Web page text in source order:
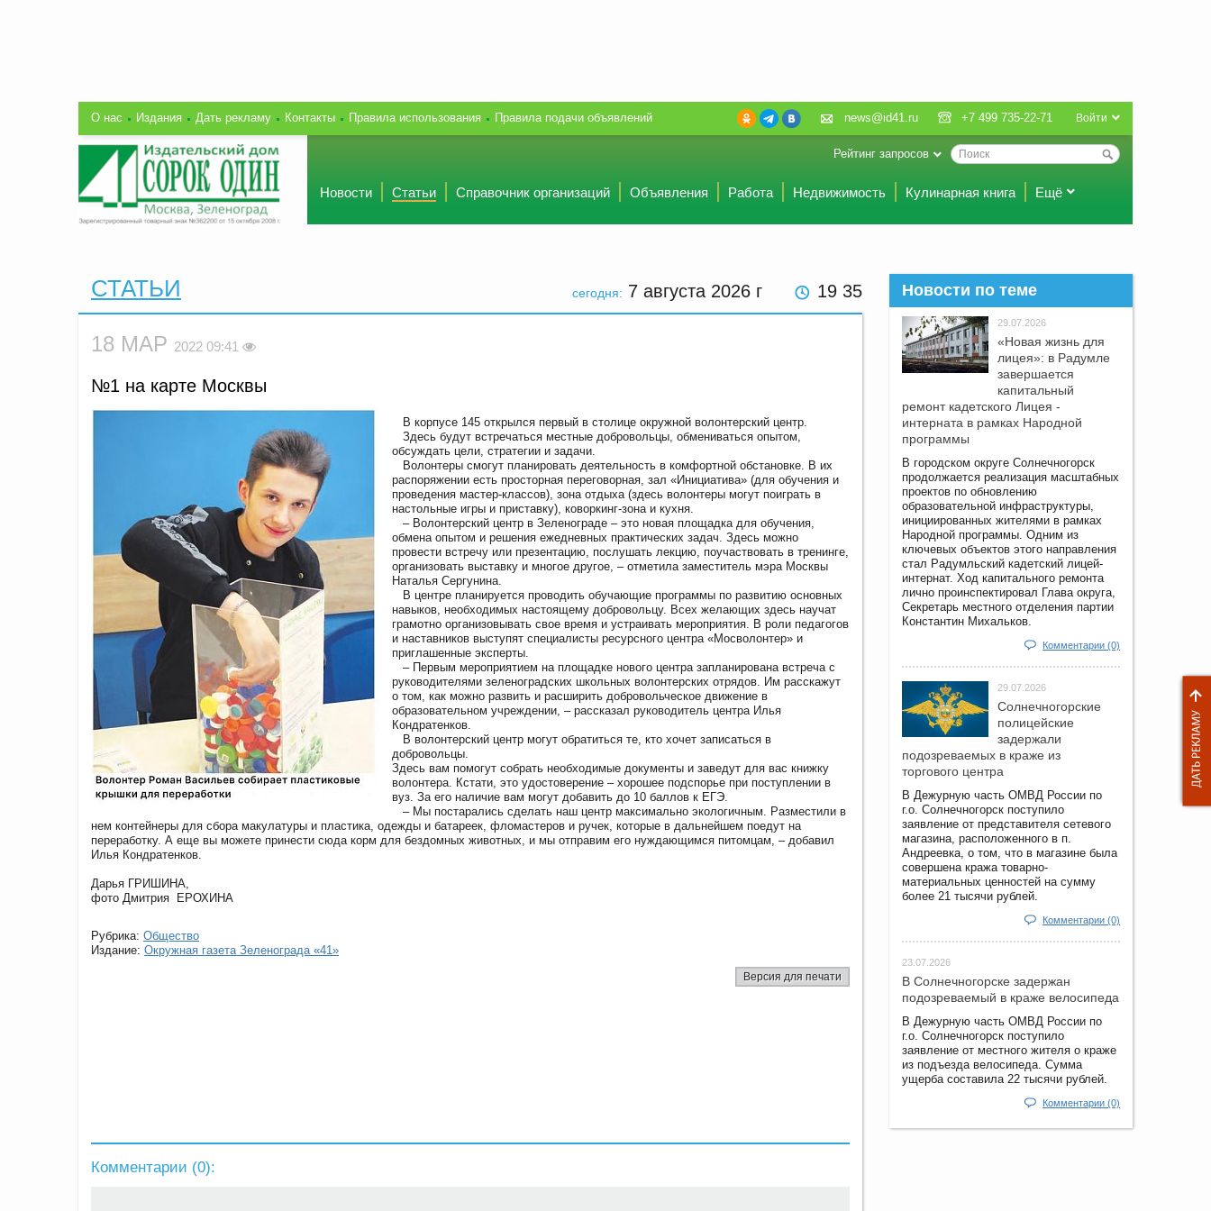
О нас Издания Дать рекламу Контакты Правила использования Правила подачи объявлений Войти
news@id41.ru +7 499 735-22-71
Рейтинг запросов
Новости Статьи Справочник организаций Объявления Работа Недвижимость Кулинарная книга Ещё
сегодня: 7 августа 2026 г 19 35
СТАТЬИ
18 МАР 2022 09:41
№1 на карте Москвы
В корпусе 145 открылся первый в столице окружной волонтерский центр.
Здесь будут встречаться местные добровольцы, обмениваться опытом,
обсуждать цели, стратегии и задачи.
Волонтеры смогут планировать деятельность в комфортной обстановке. В их
распоряжении есть просторная переговорная, зал «Инициатива» (для обучения и
проведения мастер-классов), зона отдыха (здесь волонтеры могут поиграть в
настольные игры и приставку), коворкинг-зона и кухня.
– Волонтерский центр в Зеленограде – это новая площадка для обучения,
обмена опытом и решения ежедневных практических задач. Здесь можно
провести встречу или презентацию, послушать лекцию, поучаствовать в тренинге,
организовать выставку и многое другое, – отметила заместитель мэра Москвы
Наталья Сергунина.
В центре планируется проводить обучающие программы по развитию основных
навыков, необходимых настоящему добровольцу. Всех желающих здесь научат
грамотно организовывать свое время и устраивать мероприятия. В роли педагогов
и наставников выступят специалисты ресурсного центра «Мосволонтер» и
приглашенные эксперты.
– Первым мероприятием на площадке нового центра запланирована встреча с
руководителями зеленоградских школьных волонтерских отрядов. Им расскажут
о том, как можно развить и расширить добровольческое движение в
образовательном учреждении, – рассказал руководитель центра Илья
Кондратенков.
В волонтерский центр могут обратиться те, кто хочет записаться в
добровольцы.
Здесь вам помогут собрать необходимые документы и заведут для вас книжку
волонтера. Кстати, это удостоверение – хорошее подспорье при поступлении в
вуз. За его наличие вам могут добавить до 10 баллов к ЕГЭ.
– Мы постарались сделать наш центр максимально экологичным. Разместили в
нем контейнеры для сбора макулатуры и пластика, одежды и батареек, фломастеров и ручек, которые в дальнейшем поедут на
переработку. А еще вы можете принести сюда корм для бездомных животных, и мы отправим его нуждающимся питомцам, – добавил
Илья Кондратенков.
Дарья ГРИШИНА,
фото Дмитрия ЕРОХИНА
Рубрика: Общество
Издание: Окружная газета Зеленограда «41»
Версия для печати
Комментарии (0):
Новости по теме
29.07.2026
«Новая жизнь для
лицея»: в Радумле
завершается
капитальный
ремонт кадетского Лицея -
интерната в рамках Народной
программы
В городском округе Солнечногорск
продолжается реализация масштабных
проектов по обновлению
образовательной инфраструктуры,
инициированных жителями в рамках
Народной программы. Одним из
ключевых объектов этого направления
стал Радумльский кадетский лицей-
интернат. Ход капитального ремонта
лично проинспектировал Глава округа,
Секретарь местного отделения партии
Константин Михальков.
Комментарии (0)
29.07.2026
Солнечногорские
полицейские
задержали
подозреваемых в краже из
торгового центра
В Дежурную часть ОМВД России по
г.о. Солнечногорск поступило
заявление от представителя сетевого
магазина, расположенного в п.
Андреевка, о том, что в магазине была
совершена кража товарно-
материальных ценностей на сумму
более 21 тысячи рублей.
Комментарии (0)
23.07.2026
В Солнечногорске задержан
подозреваемый в краже велосипеда
В Дежурную часть ОМВД России по
г.о. Солнечногорск поступило
заявление от местного жителя о краже
из подъезда велосипеда. Сумма
ущерба составила 22 тысячи рублей.
Комментарии (0)